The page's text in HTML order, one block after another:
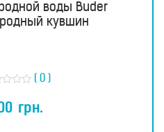
воды Buder
кувшин
( 0 )
грн.